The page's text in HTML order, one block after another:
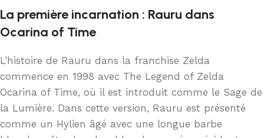
La première incarnation : Rauru dans
Ocarina of Time
L’histoire de Rauru dans la franchise Zelda
commence en 1998 avec The Legend of Zelda
Ocarina of Time, où il est introduit comme le Sage de
la Lumière. Dans cette version, Rauru est présenté
comme un Hylien âgé avec une longue barbe